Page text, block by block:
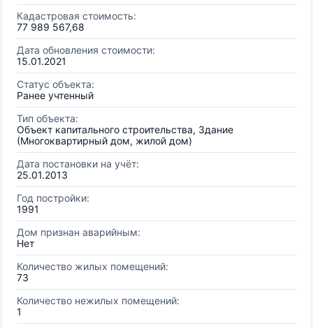
Кадастровая стоимость:
77 989 567,68
Дата обновления стоимости:
15.01.2021
Статус объекта:
Ранее учтенный
Тип объекта:
Объект капитального строительства, Здание
(Многоквартирный дом, жилой дом)
Дата постановки на учёт:
25.01.2013
Год постройки:
1991
Дом признан аварийным:
Нет
Количество жилых помещений:
73
Количество нежилых помещений:
1